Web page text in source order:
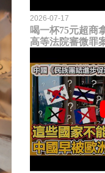
2026-07-17
喝一杯75元超商
高等法院審微罪